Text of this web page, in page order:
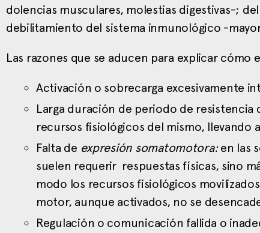
dolencias musculares, molestias digestivas-;
debilitamiento del sistema inmunológico -
Las razones que se aducen para explicar cómo
Activación o sobrecarga excesivamente
Larga duración de periodo de
recursos fisiológicos del mismo, llevando
Falta de expresión somatomotora:en las
suelen requerir respuestas físicas, sino
modo los recursos fisiológicos
motor, aunque activados, no se
Regulación o comunicación fallida o